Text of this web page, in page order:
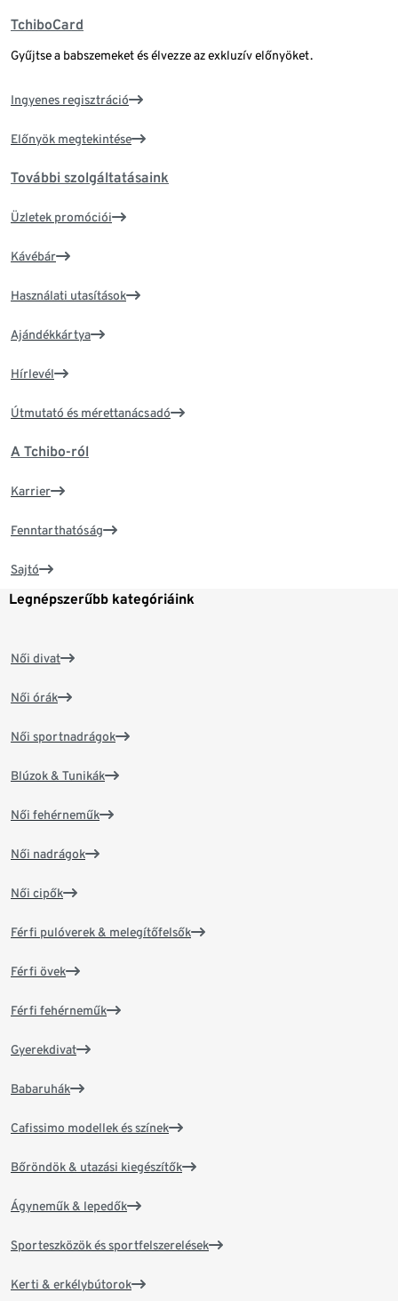
TchiboCard
Gyűjtse a babszemeket és élvezze az exkluzív előnyöket.
Ingyenes regisztráció
Előnyök megtekintése
További szolgáltatásaink
Üzletek promóciói
Kávébár
Használati utasítások
Ajándékkártya
Hírlevél
Útmutató és mérettanácsadó
A Tchibo-ról
Karrier
Fenntarthatóság
Sajtó
Legnépszerűbb kategóriáink
Női divat
Női órák
Női sportnadrágok
Blúzok & Tunikák
Női fehérneműk
Női nadrágok
Női cipők
Férfi pulóverek & melegítőfelsők
Férfi övek
Férfi fehérneműk
Gyerekdivat
Babaruhák
Cafissimo modellek és színek
Bőröndök & utazási kiegészítők
Ágyneműk & lepedők
Sporteszközök és sportfelszerelések
Kerti & erkélybútorok